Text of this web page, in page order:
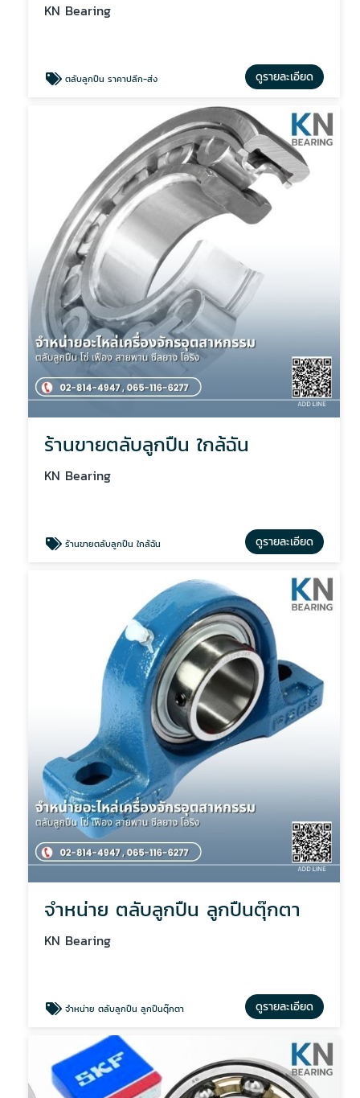
KN Bearing
ตลับลูกปืน ราคาปลีก-ส่ง ดูรายละเอียด
ร้านขายตลับลูกปืน ใกล้ฉัน
KN Bearing
ร้านขายตลับลูกปืน ใกล้ฉัน ดูรายละเอียด
จำหน่าย ตลับลูกปืน ลูกปืนตุ๊กตา
KN Bearing
จำหน่าย ตลับลูกปืน ลูกปืนตุ๊กตา ดูรายละเอียด